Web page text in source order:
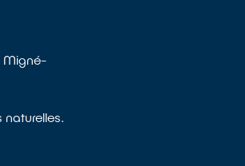
Migné-
naturelles.